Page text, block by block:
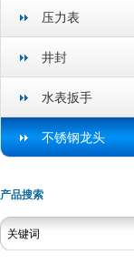
压力表
井封
水表扳手
不锈钢龙头
产品搜索